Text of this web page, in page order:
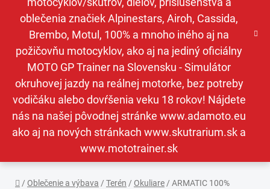
oblečenia značiek Alpinestars, Airoh, Cassida,
Brembo, Motul, 100% a mnoho iného aj na
požičovňu motocyklov, ako aj na jediný oficiálny
MOTO GP Trainer na Slovensku - Simulátor
okruhovej jazdy na reálnej motorke, bez potreby
vodičáku alebo dovŕšenia veku 18 rokov! Nájdete
nás na našej pôvodnej stránke www.adamoto.eu
ako aj na nových stránkach www.skutrarium.sk a
www.mototrainer.sk
Domov
/ Oblečenie a výbava / Terén / Okuliare / ARMATIC 100%